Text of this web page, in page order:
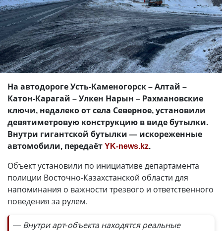
На автодороге Усть-Каменогорск – Алтай –
Катон-Карагай – Улкен Нарын – Рахмановские
ключи, недалеко от села Северное, установили
девятиметровую конструкцию в виде бутылки.
Внутри гигантской бутылки — искореженные
автомобили, передаётYK-news.kz.
Объект установили по инициативе департамента
полиции Восточно-Казахстанской области для
напоминания о важности трезвого и ответственного
поведения за рулем.
— Внутри арт-объекта находятся реальные